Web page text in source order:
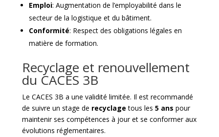
Emploi: Augmentation de l’employabilité dans le
secteur de la logistique et du bâtiment.
Conformité: Respect des obligations légales en
matière de formation.
Recyclage et renouvellement
du CACES 3B
Le CACES 3B a une validité limitée. Il est recommandé
de suivre un stage de recyclage tous les 5 ans pour
maintenir ses compétences à jour et se conformer aux
évolutions réglementaires.